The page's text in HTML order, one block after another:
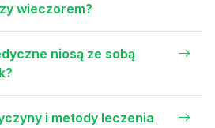
wieczorem?
niosą ze sobą
i metody leczenia